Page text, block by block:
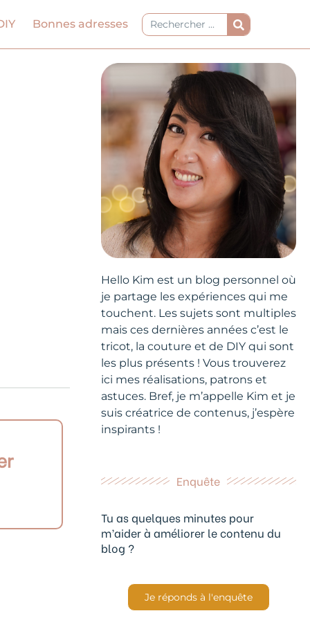
Bonnes adresses Rechercher
Hello Kim est un blog personnel où
je partage les expériences qui me
touchent. Les sujets sont multiples
mais ces dernières années c’est le
tricot, la couture et de DIY qui sont
les plus présents ! Vous trouverez
ici mes réalisations, patrons et
astuces. Bref, je m’appelle Kim et je
suis créatrice de contenus, j’espère
inspirants !
Enquête
Tu as quelques minutes pour
m’aider à améliorer le contenu du
blog ?
Je réponds à l'enquête